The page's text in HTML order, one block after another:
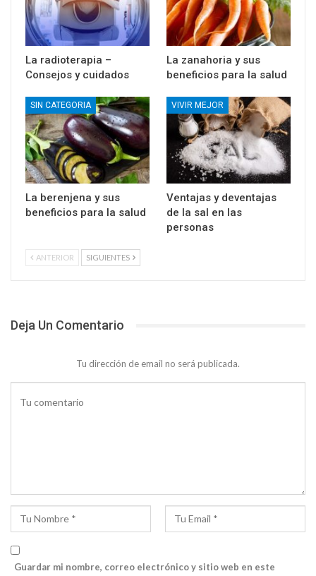
La radioterapia –
Consejos y cuidados
La zanahoria y sus
beneficios para la salud
SIN CATEGORIA
La berenjena y sus
beneficios para la salud
VIVIR MEJOR
Ventajas y deventajas
de la sal en las
personas
ANTERIOR SIGUIENTES
Deja Un Comentario
Tu dirección de email no será publicada.
Guardar mi nombre, correo electrónico y sitio web en este